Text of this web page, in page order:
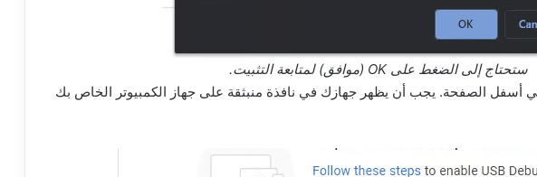
ستحتاج إلى الضغط على OK (موافق) لمتابعة التثبيت.
أسفل الصفحة. يجب أن يظهر جهازك في نافذة منبثقة على جهاز الكمبيوتر الخاص بك